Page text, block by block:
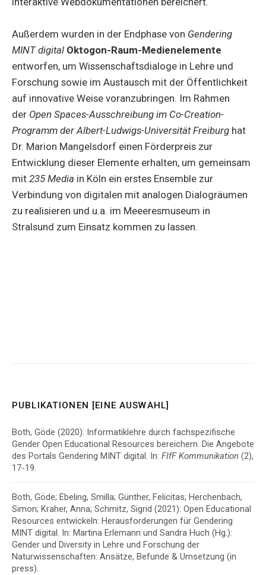
Außerdem wurden in der Endphase von Gendering
MINT digital Oktogon-Raum-Medienelemente
entworfen, um Wissenschaftsdialoge in Lehre und
Forschung sowie im Austausch mit der Öffentlichkeit
auf innovative Weise voranzubringen. Im Rahmen
der Open Spaces-Ausschreibung im Co-Creation-
Programm der Albert-Ludwigs-Universität Freiburg hat
Dr. Marion Mangelsdorf einen Förderpreis zur
Entwicklung dieser Elemente erhalten, um gemeinsam
mit 235 Media in Köln ein erstes Ensemble zur
Verbindung von digitalen mit analogen Dialogräumen
zu realisieren und u.a. im Meeeresmuseum in
Stralsund zum Einsatz kommen zu lassen.
PUBLIKATIONEN [EINE AUSWAHL]
Both, Göde (2020): Informatiklehre durch fachspezifische
Gender Open Educational Resources bereichern. Die Angebote
des Portals Gendering MINT digital. In: FIfF Kommunikation (2),
17-19.
Both, Göde; Ebeling, Smilla; Günther, Felicitas; Herchenbach,
Simon; Kraher, Anna; Schmitz, Sigrid (2021): Open Educational
Resources entwickeln: Herausforderungen für Gendering
MINT digital. In: Martina Erlemann und Sandra Huch (Hg.):
Gender und Diversity in Lehre und Forschung der
Naturwissenschaften: Ansätze, Befunde & Umsetzung (in
press).